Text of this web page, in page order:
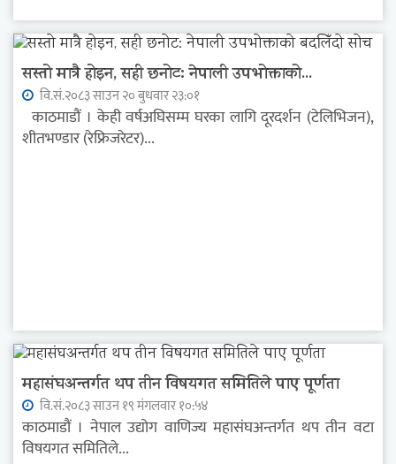
सस्तो मात्रै होइन, सही छनोट: नेपाली उपभोक्ताको...
वि.सं.२०८३ साउन २० बुधवार २३:०१
काठमाडौं । केही वर्षअघिसम्म घरका लागि दूरदर्शन (टेलिभिजन),
शीतभण्डार (रेफ्रिजरेटर)...
महासंघअन्तर्गत थप तीन विषयगत समितिले पाए पूर्णता
वि.सं.२०८३ साउन १९ मंगलवार १०:५४
काठमाडौं । नेपाल उद्योग वाणिज्य महासंघअन्तर्गत थप तीन वटा
विषयगत समितिले...